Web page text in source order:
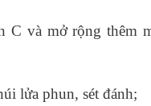
C và mở rộng thêm
lửa phun, sét đánh;